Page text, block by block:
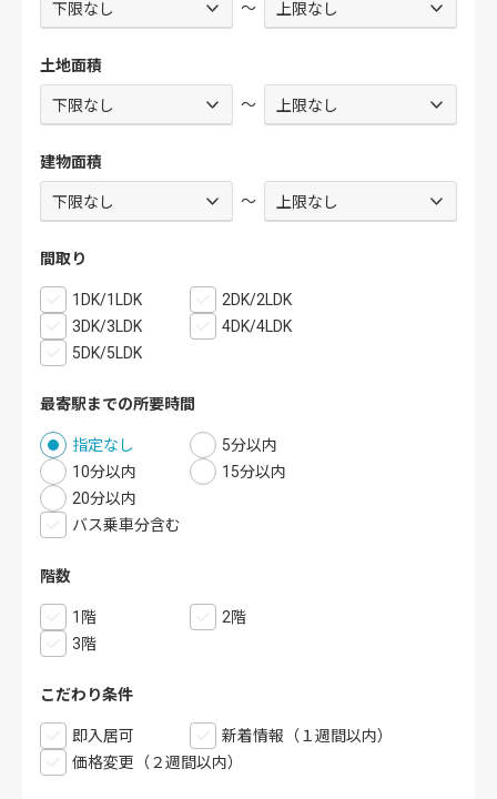
～
土地面積
～
建物面積
～
間取り
1DK/1LDK
2DK/2LDK
3DK/3LDK
4DK/4LDK
5DK/5LDK
最寄駅までの所要時間
指定なし
5分以内
10分以内
15分以内
20分以内
バス乗車分含む
階数
1階
2階
3階
こだわり条件
即入居可
新着情報（１週間以内）
価格変更（２週間以内）